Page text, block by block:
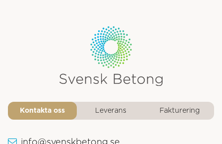
Kontakta oss Leverans Fakturering